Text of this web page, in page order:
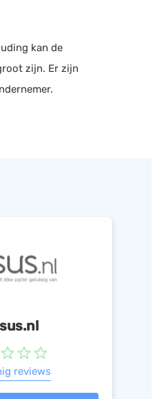
kan de
zijn. Er zijn
reviews